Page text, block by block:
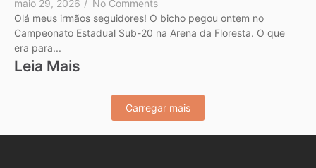
maio 29, 2026 / No Comments
Olá meus irmãos seguidores! O bicho pegou ontem no
Campeonato Estadual Sub-20 na Arena da Floresta. O que
era para...
Leia Mais
Carregar mais